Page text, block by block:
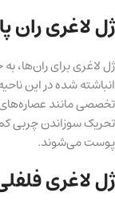
ژل لاغری ران پا
ژل لاغری برای ران‌ها،
انباشته شده در این
تخصصی مانند
تحریک سوزاندن چربی
پوست می‌شوند.
ژل لاغری